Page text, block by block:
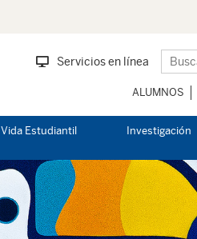
Servicios en línea
ALUMNOS
Vida Estudiantil Investigación